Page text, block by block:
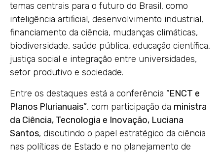
temas centrais para o futuro do Brasil, como
inteligência artificial, desenvolvimento industrial,
financiamento da ciência, mudanças climáticas,
biodiversidade, saúde pública, educação científica,
justiça social e integração entre universidades,
setor produtivo e sociedade.
Entre os destaques está a conferência “ENCT e
Planos Plurianuais”, com participação da ministra
da Ciência, Tecnologia e Inovação, Luciana
Santos, discutindo o papel estratégico da ciência
nas políticas de Estado e no planejamento de